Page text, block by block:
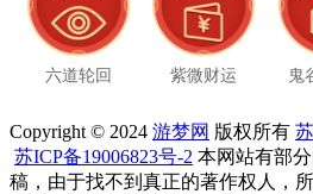
六道轮回 紫微财运 鬼
Copyright © 2024 游梦网 版权所有
苏ICP备19006823号-2 本网站有部
稿，由于找不到真正的著作权人，